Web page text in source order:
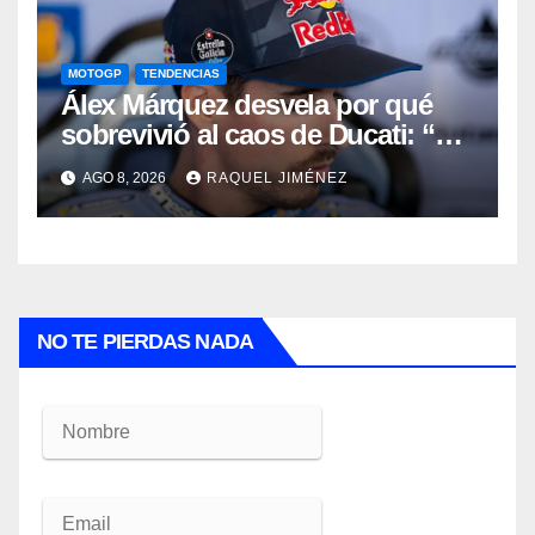
MOTOGP TENDENCIAS
Álex Márquez desvela por qué
sobrevivió al caos de Ducati: “No
sé cómo acabé siendo el mejor”
AGO 8, 2026 RAQUEL JIMÉNEZ
NO TE PIERDAS NADA